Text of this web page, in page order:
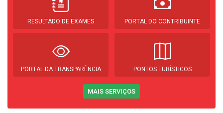
RESULTADO DE EXAMES PORTAL DO CONTRIBUINTE
PORTAL DA TRANSPARÊNCIA PONTOS TURÍSTICOS
MAIS SERVIÇOS